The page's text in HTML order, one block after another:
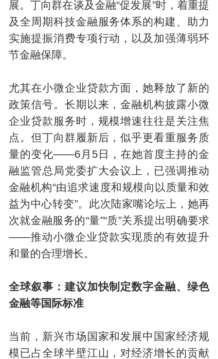
展。丁向群在谈及金融“促发展”时，着重提
及全周期科技金融服务体系的构建、助力
实施提振消费专项行动，以及加强薄弱环
节金融保障。
尤其在小微企业贷款方面，她释放了新的
政策信号。长期以来，金融机构披露小微
企业贷款服务时，规模增速往往是关注焦
点。但丁向群履新后，似乎更看重服务质
量的变化——6月5日，在她首度主持的金
融监管总局党委扩大会议上，已强调推动
金融机构“由追求速度和规模向以质量和效
益为中心转变”。此次陆家嘴论坛上，她再
次就金融服务的“量”“质”关系提出明确要求
——推动小微企业贷款实现质的有效提升
和量的合理增长。
全球叙事： 建议加快制定数字金融、绿色
金融等国际标准
当前，新兴市场国家和发展中国家经济规
模已占全球半壁江山，对经济增长的贡献